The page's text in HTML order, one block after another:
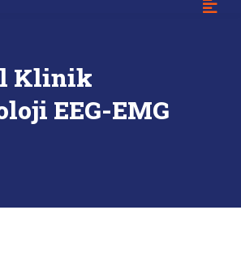
Klinik
EEG-EMG